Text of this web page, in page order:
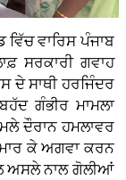
ਵਿੱਚ ਵਾਰਿਸ ਪੰਜਾਬ
ਸਰਕਾਰੀ ਗਵਾਹ
ਦੇ ਸਾਥੀ ਹਰਜਿੰਦਰ
ਗੰਭੀਰ ਮਾਮਲਾ
ਦੌਰਾਨ ਹਮਲਾਵਰ
ਕੇ ਅਗਵਾ ਕਰਨ
ਅਸਲੇ ਨਾਲ ਗੋਲੀਆਂ